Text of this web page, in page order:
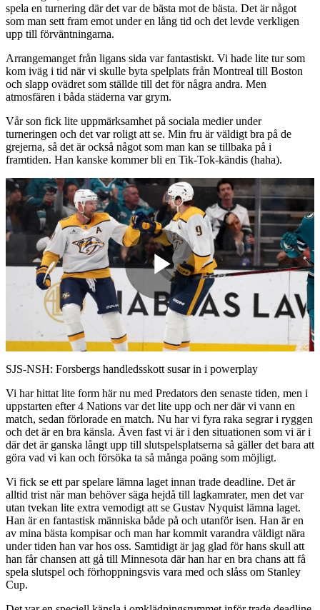
spela en turnering där det var de bästa mot de bästa. Det är något
som man sett fram emot under en lång tid och det levde verkligen
upp till förväntningarna.
Arrangemanget från ligans sida var fantastiskt. Vi hade lite tur som
kom iväg i tid när vi skulle byta spelplats från Montreal till Boston
och slapp ovädret som ställde till det för några andra. Men
atmosfären i båda städerna var grym.
Vår son fick lite uppmärksamhet på sociala medier under
turneringen och det var roligt att se. Min fru är väldigt bra på de
grejerna, så det är också något som man kan se tillbaka på i
framtiden. Han kanske kommer bli en Tik-Tok-kändis (haha).
Play
Video
SJS-NSH: Forsbergs handledsskott susar in i powerplay
Vi har hittat lite form här nu med Predators den senaste tiden, men i
uppstarten efter 4 Nations var det lite upp och ner där vi vann en
match, sedan förlorade en match. Nu har vi fyra raka segrar i ryggen
och det är en bra känsla. Även fast vi är i den situationen som vi är i
där det är ganska långt upp till slutspelsplatserna så gäller det bara att
göra vad vi kan och försöka ta så många poäng som möjligt.
Vi fick se ett par spelare lämna laget innan trade deadline. Det är
alltid trist när man behöver säga hejdå till lagkamrater, men det var
utan tvekan lite extra vemodigt att se Gustav Nyquist lämna laget.
Han är en fantastisk människa både på och utanför isen. Han är en
av mina bästa kompisar och man har kommit varandra väldigt nära
under tiden han var hos oss. Samtidigt är jag glad för hans skull att
han får chansen att gå till Minnesota där han har en bra chans att få
spela slutspel och förhoppningsvis vara med och slåss om Stanley
Cup.